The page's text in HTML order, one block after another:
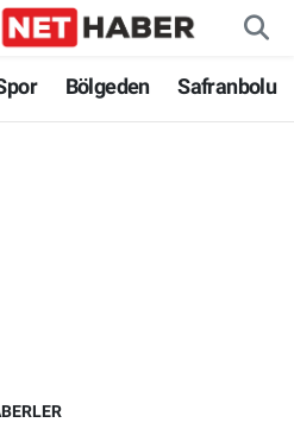
Bölgeden Safranbolu